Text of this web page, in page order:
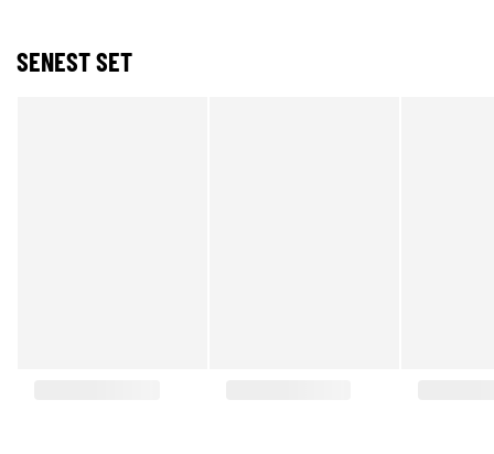
SENEST SET